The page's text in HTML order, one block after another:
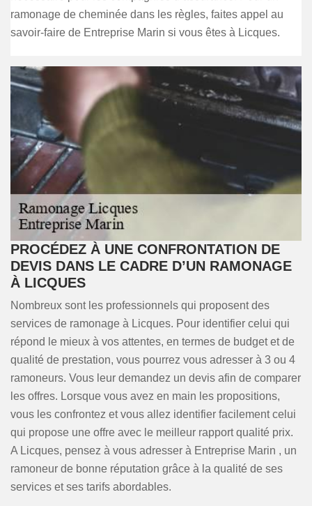
ramonage de cheminée dans les règles, faites appel au
savoir-faire de Entreprise Marin si vous êtes à Licques.
PROCÉDEZ À UNE CONFRONTATION DE
DEVIS DANS LE CADRE D’UN RAMONAGE
À LICQUES
Nombreux sont les professionnels qui proposent des
services de ramonage à Licques. Pour identifier celui qui
répond le mieux à vos attentes, en termes de budget et de
qualité de prestation, vous pourrez vous adresser à 3 ou 4
ramoneurs. Vous leur demandez un devis afin de comparer
les offres. Lorsque vous avez en main les propositions,
vous les confrontez et vous allez identifier facilement celui
qui propose une offre avec le meilleur rapport qualité prix.
A Licques, pensez à vous adresser à Entreprise Marin , un
ramoneur de bonne réputation grâce à la qualité de ses
services et ses tarifs abordables.